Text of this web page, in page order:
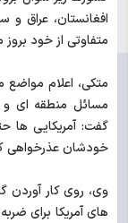
افغانستان، عراق
متفاوتی از خود
متکی، اعلام مواضع
مسائل منطقه ای
گفت: آمریکایی ها
خودشان عذرخواهی
وی، روی کار آوردن
های آمریکا برای